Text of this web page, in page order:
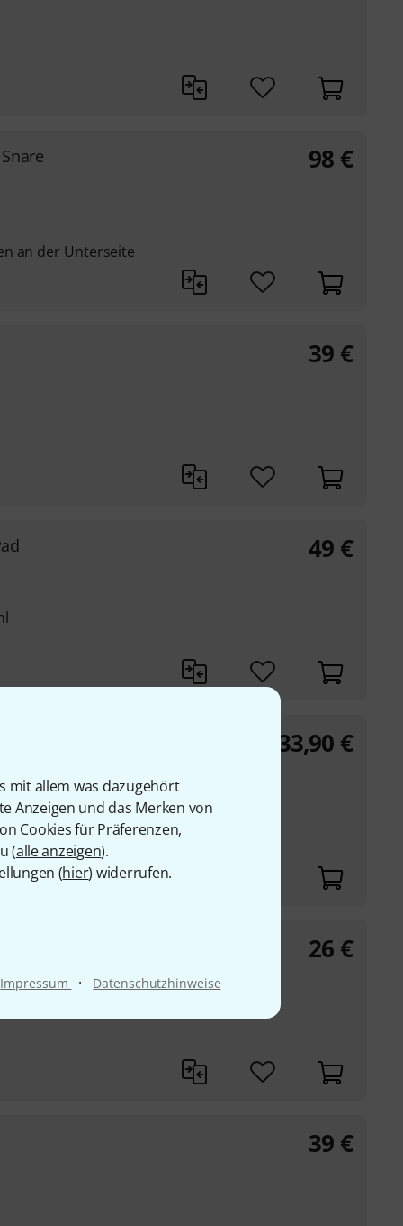
mit allem was dazugehört
Anzeigen und das Merken von
Cookies für Präferenzen,
(alle anzeigen).
(hier) widerrufen.
Impressum · Datenschutzhinweise
an der Unterseite
98 €
39 €
49 €
von Genauigkeit,
und Ausdauer
33,90 €
26 €
39 €